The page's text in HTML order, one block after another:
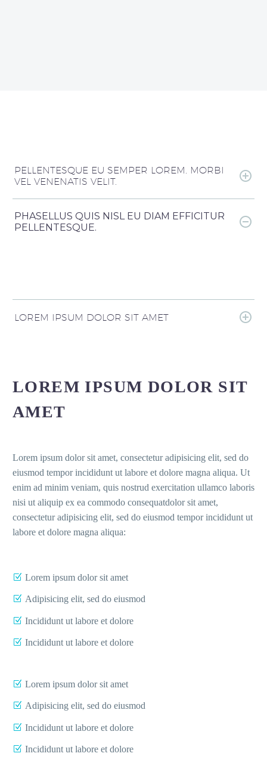
PELLENTESQUE EU SEMPER LOREM. MORBI
VEL VENENATIS VELIT.
PHASELLUS QUIS NISL EU DIAM EFFICITUR
PELLENTESQUE.
LOREM IPSUM DOLOR SIT AMET
LOREM IPSUM DOLOR SIT
AMET
Lorem ipsum dolor sit amet, consectetur adipisicing elit, sed do
eiusmod tempor incididunt ut labore et dolore magna aliqua. Ut
enim ad minim veniam, quis nostrud exercitation ullamco laboris
nisi ut aliquip ex ea commodo consequatdolor sit amet,
consectetur adipisicing elit, sed do eiusmod tempor incididunt ut
labore et dolore magna aliqua:
Lorem ipsum dolor sit amet
Adipisicing elit, sed do eiusmod
Incididunt ut labore et dolore
Incididunt ut labore et dolore
Lorem ipsum dolor sit amet
Adipisicing elit, sed do eiusmod
Incididunt ut labore et dolore
Incididunt ut labore et dolore